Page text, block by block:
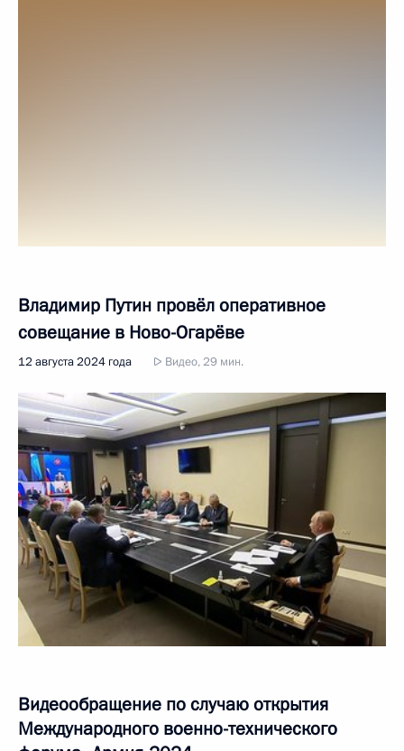
Владимир Путин провёл оперативное
совещание в Ново-Огарёве
12 августа 2024 года Видео, 29 мин.
Видеообращение по случаю открытия
Международного военно-технического